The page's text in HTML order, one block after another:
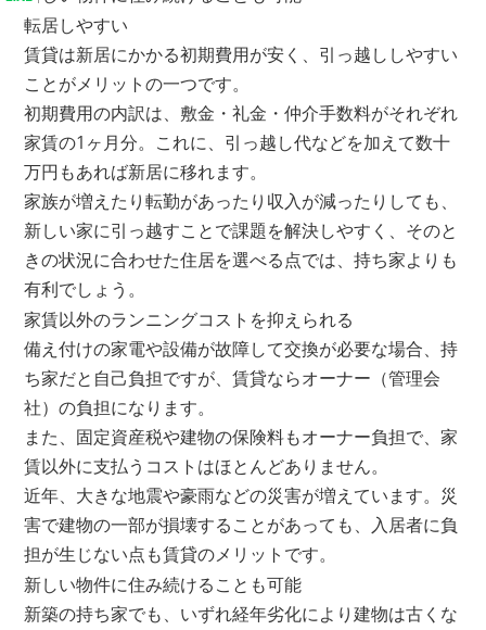
転居しやすい
賃貸は新居にかかる初期費用が安く、引っ越ししやすい
ことがメリットの一つです。
初期費用の内訳は、敷金・礼金・仲介手数料がそれぞれ
家賃の1ヶ月分。これに、引っ越し代などを加えて数十
万円もあれば新居に移れます。
家族が増えたり転勤があったり収入が減ったりしても、
新しい家に引っ越すことで課題を解決しやすく、そのと
きの状況に合わせた住居を選べる点では、持ち家よりも
有利でしょう。
家賃以外のランニングコストを抑えられる
備え付けの家電や設備が故障して交換が必要な場合、持
ち家だと自己負担ですが、賃貸ならオーナー（管理会
社）の負担になります。
また、固定資産税や建物の保険料もオーナー負担で、家
賃以外に支払うコストはほとんどありません。
近年、大きな地震や豪雨などの災害が増えています。災
害で建物の一部が損壊することがあっても、入居者に負
担が生じない点も賃貸のメリットです。
新しい物件に住み続けることも可能
新築の持ち家でも、いずれ経年劣化により建物は古くな